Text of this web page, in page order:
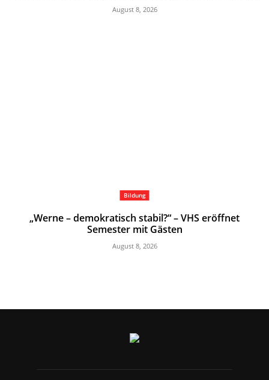
August 8, 2026
Bildung
„Werne – demokratisch stabil?“ – VHS eröffnet
Semester mit Gästen
August 8, 2026